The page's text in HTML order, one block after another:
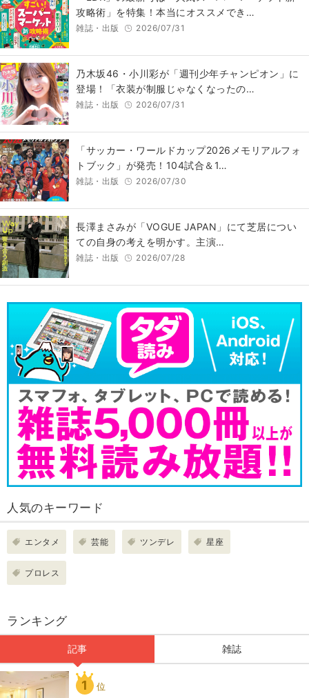
攻略術」を特集！本当にオススメでき…
雑誌・出版 2026/07/31
乃木坂46・小川彩が「週刊少年チャンピオン」に
登場！「衣装が制服じゃなくなったの…
雑誌・出版 2026/07/31
「サッカー・ワールドカップ2026メモリアルフォ
トブック」が発売！104試合＆1…
雑誌・出版 2026/07/30
長澤まさみが「VOGUE JAPAN」にて芝居につい
ての自身の考えを明かす。主演…
雑誌・出版 2026/07/28
人気のキーワード
エンタメ 芸能 ツンデレ 星座
プロレス
ランキング
記事 雑誌
1 位